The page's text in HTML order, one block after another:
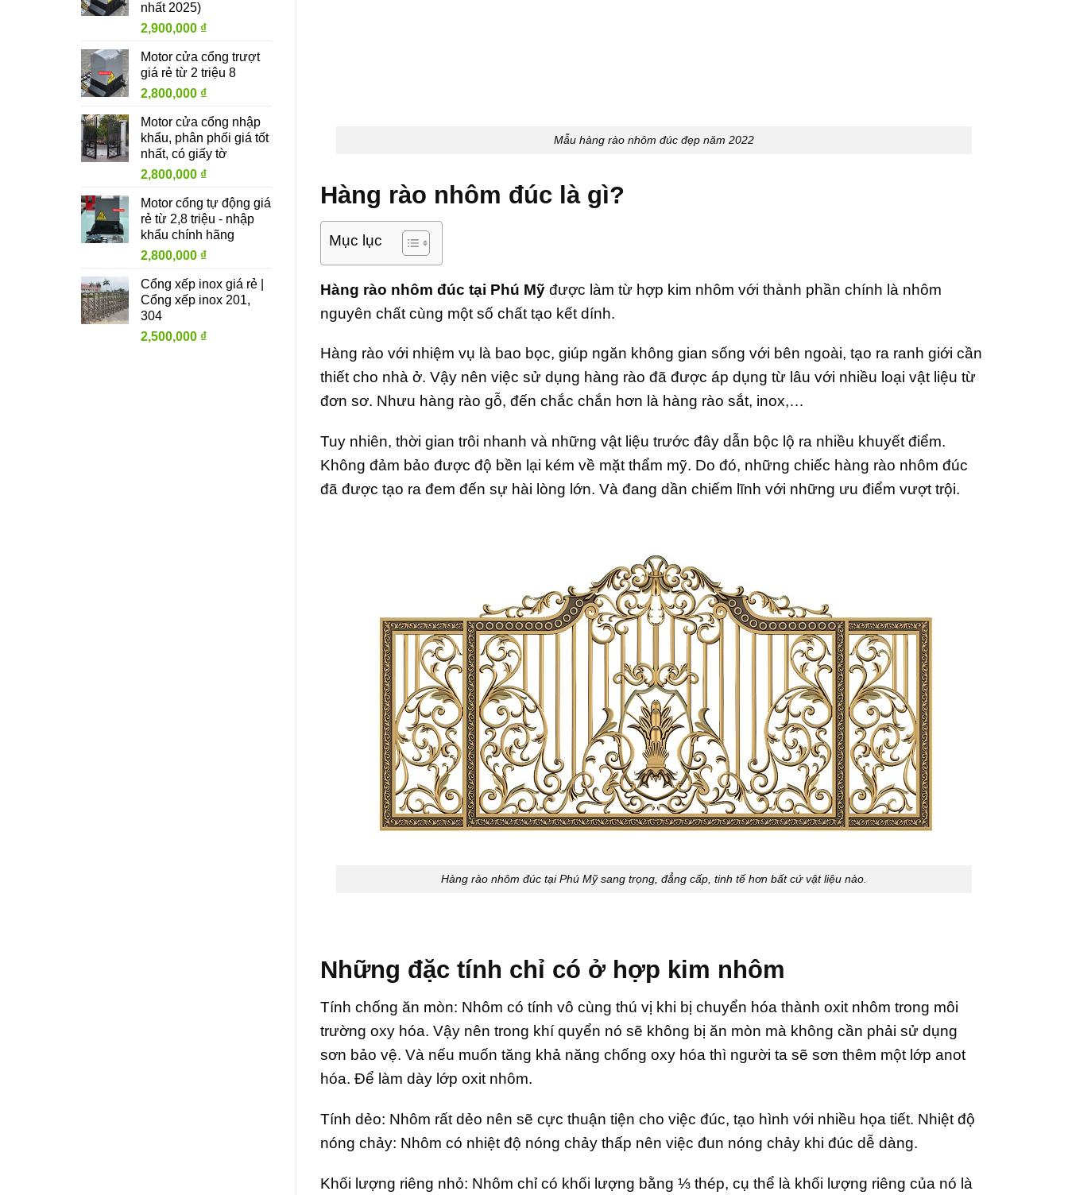
nhất 2025)
2,900,000 ₫
Motor cửa cổng trượt
giá rẻ từ 2 triệu 8
2,800,000 ₫
Motor cửa cổng nhập
khẩu, phân phối giá tốt
nhất, có giấy tờ
2,800,000 ₫
Motor cổng tự động giá
rẻ từ 2,8 triệu - nhập
khẩu chính hãng
2,800,000 ₫
Cổng xếp inox giá rẻ |
Cổng xếp inox 201,
304
2,500,000 ₫
Mẫu hàng rào nhôm đúc đẹp năm 2022
Hàng rào nhôm đúc là gì?
Mục lục
Hàng rào nhôm đúc tại Phú Mỹ được làm từ hợp kim nhôm với thành phần chính là nhôm
nguyên chất cùng một số chất tạo kết dính.
Hàng rào với nhiệm vụ là bao bọc, giúp ngăn không gian sống với bên ngoài, tạo ra ranh giới cần
thiết cho nhà ở. Vậy nên việc sử dụng hàng rào đã được áp dụng từ lâu với nhiều loại vật liệu từ
đơn sơ. Nhưu hàng rào gỗ, đến chắc chắn hơn là hàng rào sắt, inox,…
Tuy nhiên, thời gian trôi nhanh và những vật liệu trước đây dẫn bộc lộ ra nhiều khuyết điểm.
Không đảm bảo được độ bền lại kém về mặt thẩm mỹ. Do đó, những chiếc hàng rào nhôm đúc
đã được tạo ra đem đến sự hài lòng lớn. Và đang dần chiếm lĩnh với những ưu điểm vượt trội.
Hàng rào nhôm đúc tại Phú Mỹ sang trọng, đẳng cấp, tinh tế hơn bất cứ vật liệu nào.
Những đặc tính chỉ có ở hợp kim nhôm
Tính chống ăn mòn: Nhôm có tính vô cùng thú vị khi bị chuyển hóa thành oxit nhôm trong môi
trường oxy hóa. Vậy nên trong khí quyển nó sẽ không bị ăn mòn mà không cần phải sử dụng
sơn bảo vệ. Và nếu muốn tăng khả năng chống oxy hóa thì người ta sẽ sơn thêm một lớp anot
hóa. Để làm dày lớp oxit nhôm.
Tính dẻo: Nhôm rất dẻo nên sẽ cực thuận tiện cho việc đúc, tạo hình với nhiều họa tiết. Nhiệt độ
nóng chảy: Nhôm có nhiệt độ nóng chảy thấp nên việc đun nóng chảy khi đúc dễ dàng.
Khối lượng riêng nhỏ: Nhôm chỉ có khối lượng bằng ⅓ thép, cụ thể là khối lượng riêng của nó là